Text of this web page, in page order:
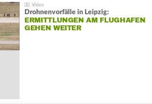
Drohnenvorfälle in Leipzig:
ERMITTLUNGEN AM FLUGHAFEN
GEHEN WEITER